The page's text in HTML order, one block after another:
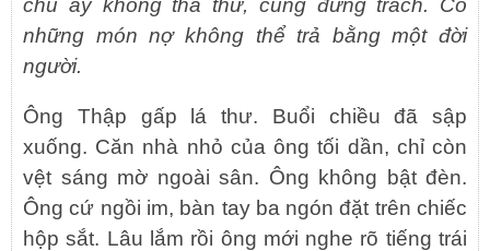
chú ấy không tha thứ, cũng đừng trách. Có
những món nợ không thể trả bằng một đời
người.
Ông Thập gấp lá thư. Buổi chiều đã sập
xuống. Căn nhà nhỏ của ông tối dần, chỉ còn
vệt sáng mờ ngoài sân. Ông không bật đèn.
Ông cứ ngồi im, bàn tay ba ngón đặt trên chiếc
hộp sắt. Lâu lắm rồi ông mới nghe rõ tiếng trái